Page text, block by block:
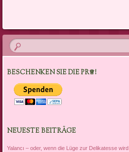
BESCHENKEN SIE DIE PR♕!
NEUESTE BEITRÄGE
Yalancı – oder, wenn die Lüge zur Delikatesse wird